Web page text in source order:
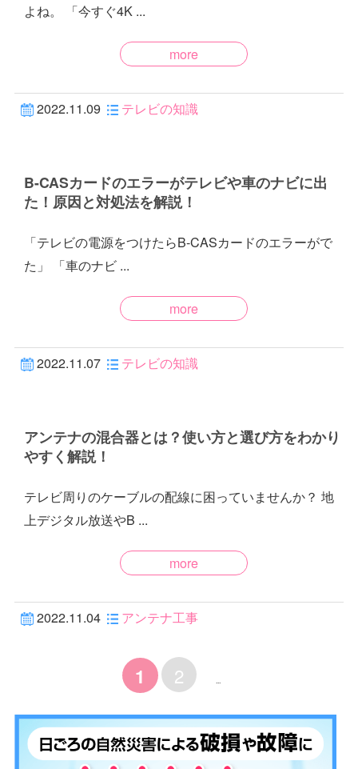
よね。 「今すぐ4K ...
more
2022.11.09 テレビの知識
B-CASカードのエラーがテレビや車のナビに出
た！原因と対処法を解説！
「テレビの電源をつけたらB-CASカードのエラーがで
た」 「車のナビ ...
more
2022.11.07 テレビの知識
アンテナの混合器とは？使い方と選び方をわかり
やすく解説！
テレビ周りのケーブルの配線に困っていませんか？ 地
上デジタル放送やB ...
more
2022.11.04 アンテナ工事
1 2 ...